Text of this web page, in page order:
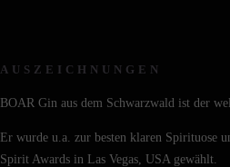
AUSZEICHNUNGEN
BOAR Gin aus dem Schwarzwald ist der
Er wurde u.a. zur besten klaren Spirituose
Spirit Awards in Las Vegas, USA gewählt.